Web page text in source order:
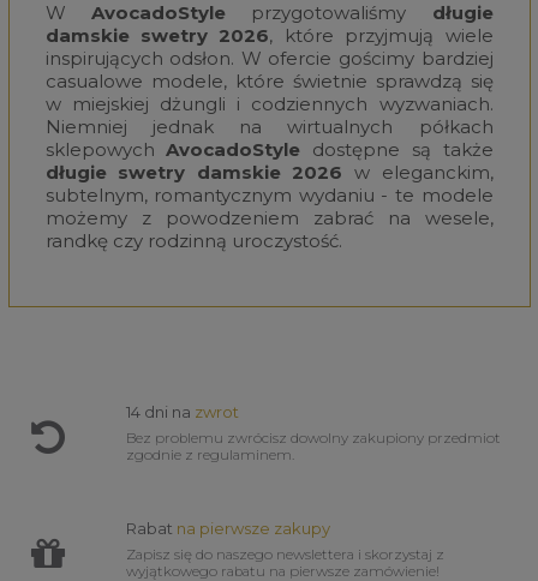
W AvocadoStyleprzygotowaliśmy długie
damskie swetry 2026, które przyjmują wiele
inspirujących odsłon. W ofercie gościmy bardziej
casualowe modele, które świetnie sprawdzą się
w miejskiej dżungli i codziennych wyzwaniach.
Niemniej jednak na wirtualnych półkach
sklepowychAvocadoStyle dostępne są także
długie swetry damskie 2026 w eleganckim,
subtelnym, romantycznym wydaniu - te modele
możemy z powodzeniem zabrać na wesele,
randkę czy rodzinną uroczystość.
14 dni na zwrot
Bez problemu zwrócisz dowolny zakupiony przedmiot
zgodnie z regulaminem.
Rabat na pierwsze zakupy
Zapisz się do naszego newslettera i skorzystaj z
wyjątkowego rabatu na pierwsze zamówienie!